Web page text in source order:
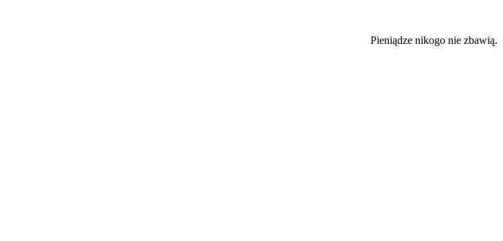
Pieniądze nikogo nie zbawią.